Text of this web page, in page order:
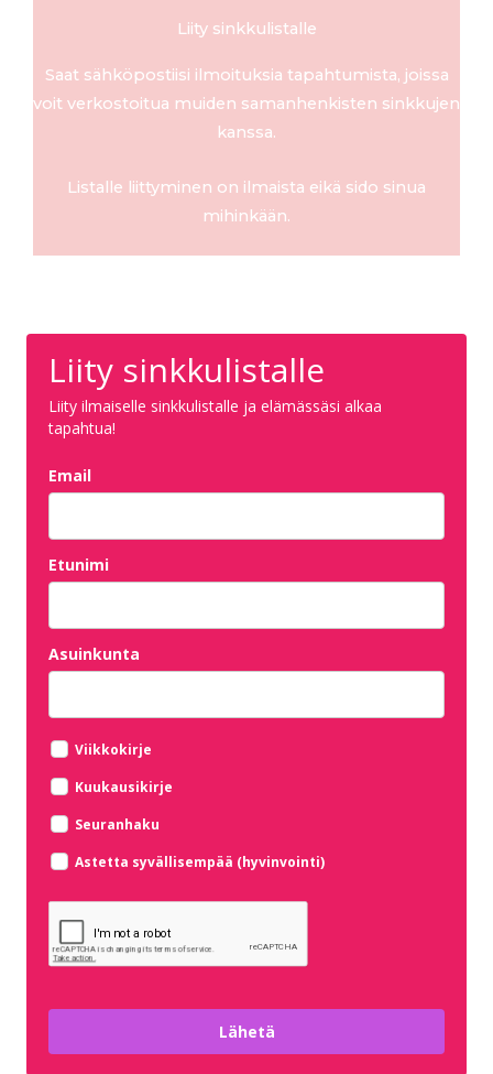
Liity sinkkulistalle
Saat sähköpostiisi ilmoituksia tapahtumista, joissa
voit verkostoitua muiden samanhenkisten sinkkujen
kanssa.
Listalle liittyminen on ilmaista eikä sido sinua
mihinkään.
Liity sinkkulistalle
Liity ilmaiselle sinkkulistalle ja elämässäsi alkaa
tapahtua!
Email
Etunimi
Asuinkunta
Viikkokirje
Kuukausikirje
Seuranhaku
Astetta syvällisempää (hyvinvointi)
Lähetä